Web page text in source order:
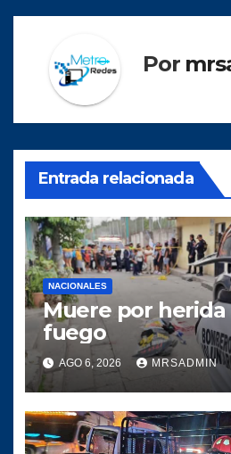
Por
Entrada relacionada
NACIONALES
Muere por herida
fuego
AGO 6, 2026 MRSADMIN